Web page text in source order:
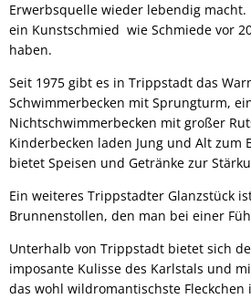
Erwerbsquelle wieder lebendig
ein Kunstschmied wie Schmiede vor
haben.
Seit 1975 gibt es in Trippstadt das
Schwimmerbecken mit Sprungturm,
Nichtschwimmerbecken mit großer
Kinderbecken laden Jung und Alt zum
bietet Speisen und Getränke zur
Ein weiteres Trippstadter Glanzstück
Brunnenstollen, den man bei einer
Unterhalb von Trippstadt bietet sich
imposante Kulisse des Karlstals und
das wohl wildromantischste Fleckchen